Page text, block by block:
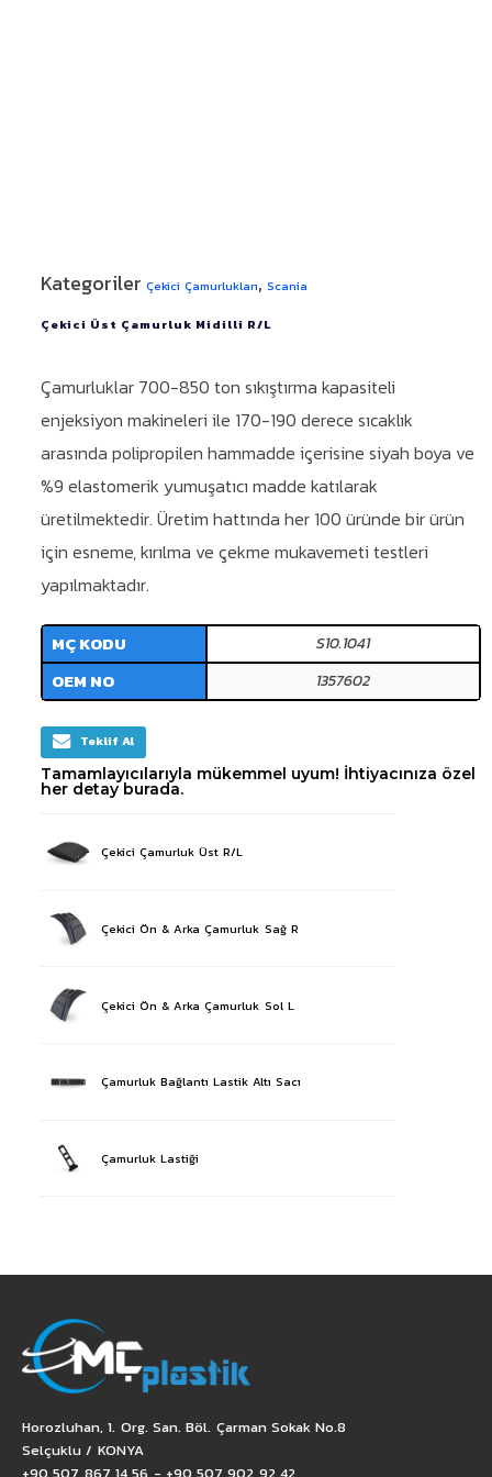
Kategoriler Çekici Çamurlukları,Scania
Çekici Üst Çamurluk Midilli R/L
Çamurluklar 700-850 ton sıkıştırma kapasiteli
enjeksiyon makineleri ile 170-190 derece sıcaklık
arasında polipropilen hammadde içerisine siyah boya ve
%9 elastomerik yumuşatıcı madde katılarak
üretilmektedir. Üretim hattında her 100 üründe bir ürün
için esneme, kırılma ve çekme mukavemeti testleri
yapılmaktadır.
MÇ KODU S10.1041
OEM NO 1357602
Teklif Al
Tamamlayıcılarıyla mükemmel uyum! İhtiyacınıza özel
her detay burada.
Çekici Çamurluk Üst R/L
Çekici Ön & Arka Çamurluk Sağ R
Çekici Ön & Arka Çamurluk Sol L
Çamurluk Bağlantı Lastik Altı Sacı
Çamurluk Lastiği
Horozluhan, 1. Org. San. Böl. Çarman Sokak No.8
Selçuklu / KONYA